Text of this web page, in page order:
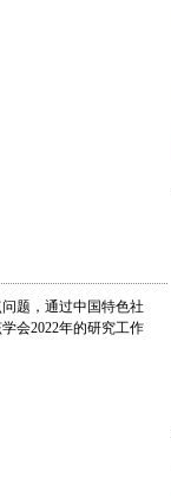
题，通过中国特色社
会2022年的研究工作